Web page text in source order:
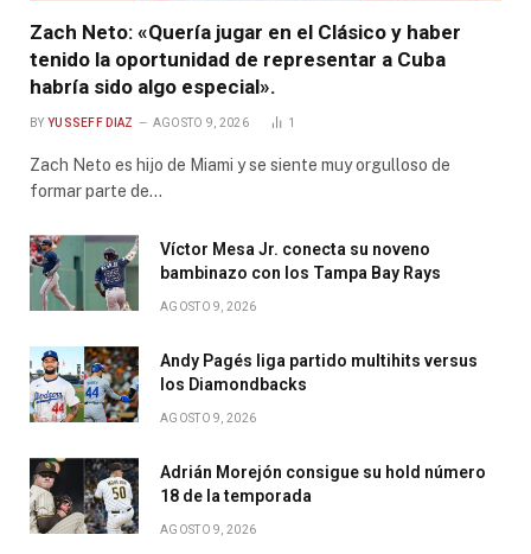
Zach Neto: «Quería jugar en el Clásico y haber
tenido la oportunidad de representar a Cuba
habría sido algo especial».
BY YUSSEFF DIAZ AGOSTO 9, 2026 1
Zach Neto es hijo de Miami y se siente muy orgulloso de
formar parte de…
Víctor Mesa Jr. conecta su noveno
bambinazo con los Tampa Bay Rays
AGOSTO 9, 2026
Andy Pagés liga partido multihits versus
los Diamondbacks
AGOSTO 9, 2026
Adrián Morejón consigue su hold número
18 de la temporada
AGOSTO 9, 2026